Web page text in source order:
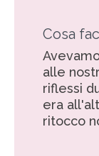
Cosa
alle
riflessi
era
ritocco